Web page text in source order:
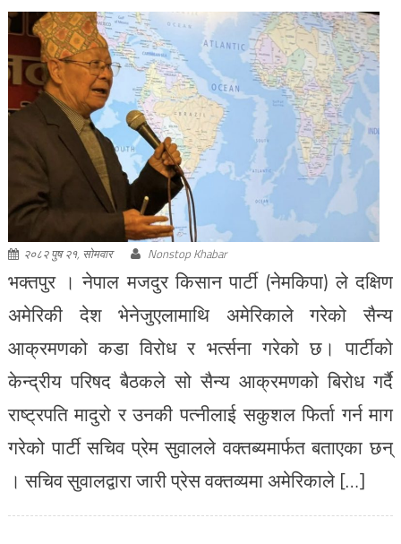
२०८२ पुष २१, सोमवार Nonstop Khabar
भक्तपुर । नेपाल मजदुर किसान पार्टी (नेमकिपा) ले दक्षिण
अमेरिकी देश भेनेजुएलामाथि अमेरिकाले गरेको सैन्य
आक्रमणको कडा विरोध र भर्त्सना गरेको छ। पार्टीको
केन्द्रीय परिषद बैठकले सो सैन्य आक्रमणको बिरोध गर्दै
राष्ट्रपति मादुरो र उनकी पत्नीलाई सकुशल फिर्ता गर्न माग
गरेको पार्टी सचिव प्रेम सुवालले वक्तब्यमार्फत बताएका छन्
। सचिव सुवालद्वारा जारी प्रेस वक्तव्यमा अमेरिकाले […]